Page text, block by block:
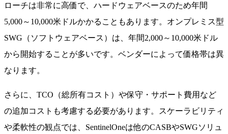
ローチは非常に高価で、ハードウェアベースのため年間
5,000～10,000米ドルかかることもあります。オンプレミス型
SWG（ソフトウェアベース）は、年間2,000～10,000米ドル
から開始することが多いです。ベンダーによって価格帯は異
なります。
さらに、TCO（総所有コスト）や保守・サポート費用など
の追加コストも考慮する必要があります。スケーラビリティ
や柔軟性の観点では、SentinelOneは他のCASBやSWGソリュ